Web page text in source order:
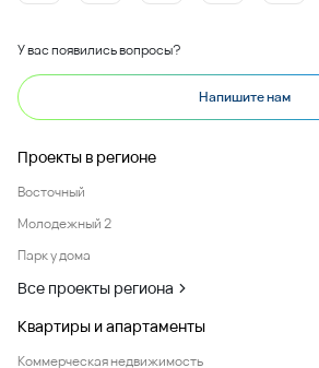
У вас появились вопросы?
Напишите нам
Проекты в регионе
Восточный
Молодежный 2
Парк у дома
Все проекты региона
Квартиры и апартаменты
Коммерческая недвижимость